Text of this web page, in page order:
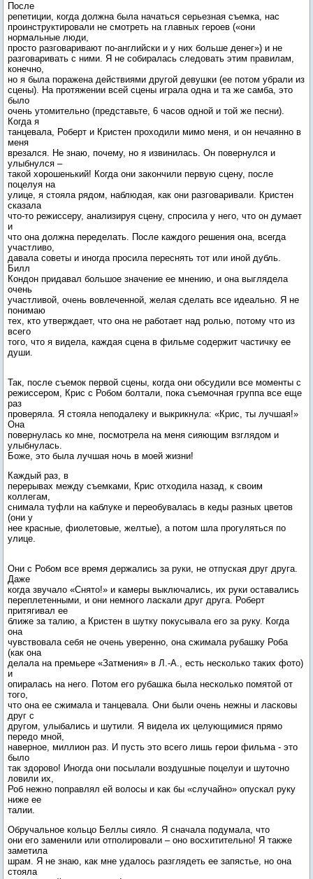
После
репетиции, когда должна была начаться серьезная съемка, нас
проинструктировали не смотреть на главных героев («они
нормальные люди,
просто разговаривают по-английски и у них больше денег») и не
разговаривать с ними. Я не собиралась следовать этим правилам,
конечно,
но я была поражена действиями другой девушки (ее потом убрали из
сцены). На протяжении всей сцены играла одна и та же самба, это
было
очень утомительно (представьте, 6 часов одной и той же песни).
Когда я
танцевала, Роберт и Кристен проходили мимо меня, и он нечаянно в
меня
врезался. Не знаю, почему, но я извинилась. Он повернулся и
улыбнулся –
такой хорошенький! Когда они закончили первую сцену, после
поцелуя на
улице, я стояла рядом, наблюдая, как они разговаривали. Кристен
сказала
что-то режиссеру, анализируя сцену, спросила у него, что он думает
и
что она должна переделать. После каждого решения она, всегда
участливо,
давала советы и иногда просила переснять тот или иной дубль.
Билл
Кондон придавал большое значение ее мнению, и она выглядела
очень
участливой, очень вовлеченной, желая сделать все идеально. Я не
понимаю
тех, кто утверждает, что она не работает над ролью, потому что из
всего
того, что я видела, каждая сцена в фильме содержит частичку ее
души.
Так, после съемок первой сцены, когда они обсудили все моменты с
режиссером, Крис с Робом болтали, пока съемочная группа все еще
раз
проверяла. Я стояла неподалеку и выкрикнула: «Крис, ты лучшая!»
Она
повернулась ко мне, посмотрела на меня сияющим взглядом и
улыбнулась.
Боже, это была лучшая ночь в моей жизни!
Каждый раз, в
перерывах между съемками, Крис отходила назад, к своим
коллегам,
снимала туфли на каблуке и переобувалась в кеды разных цветов
(они у
нее красные, фиолетовые, желтые), а потом шла прогуляться по
улице.
Они с Робом все время держались за руки, не отпуская друг друга.
Даже
когда звучало «Снято!» и камеры выключались, их руки оставались
переплетенными, и они немного ласкали друг друга. Роберт
притягивал ее
ближе за талию, а Кристен в шутку покусывала его за руку. Когда
она
чувствовала себя не очень уверенно, она сжимала рубашку Роба
(как она
делала на премьере «Затмения» в Л.-А., есть несколько таких фото)
и
опиралась на него. Потом его рубашка была несколько помятой от
того,
что она ее сжимала и танцевала. Они были очень нежны и ласковы
друг с
другом, улыбались и шутили. Я видела их целующимися прямо
передо мной,
наверное, миллион раз. И пусть это всего лишь герои фильма - это
было
так здорово! Иногда они посылали воздушные поцелуи и шуточно
ловили их,
Роб нежно поправлял ей волосы и как бы «случайно» опускал руку
ниже ее
талии.
Обручальное кольцо Беллы сияло. Я сначала подумала, что
они его заменили или отполировали – оно восхитительно! Я также
заметила
шрам. Я не знаю, как мне удалось разглядеть ее запястье, но она
стояла